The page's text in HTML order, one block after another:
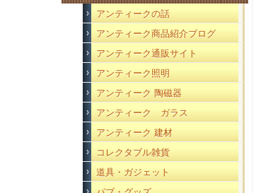
アンティークの話
アンティーク商品紹介ブログ
アンティーク通販サイト
アンティーク照明
アンティーク 陶磁器
アンティーク ガラス
アンティーク 建材
コレクタブル雑貨
道具・ガジェット